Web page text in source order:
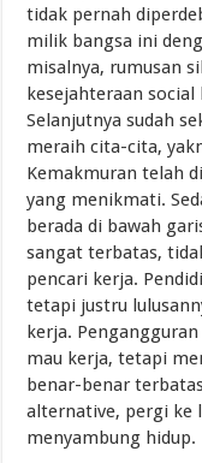
tidak pernah
milik bangsa ini
misalnya, rumusan
kesejahteraan
Selanjutnya sudah
meraih cita-cita,
Kemakmuran telah
yang menikmati.
berada di bawah
sangat terbatas,
pencari kerja.
tetapi justru
kerja.
mau kerja, tetapi
benar-benar
alternative, pergi ke
menyambung hidup.